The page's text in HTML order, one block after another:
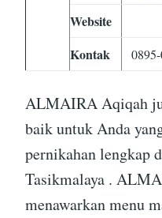
Website
Kontak
ALMAIRA Aqiqah
baik untuk Anda
pernikahan lengkap
Tasikmalaya .
menawarkan menu